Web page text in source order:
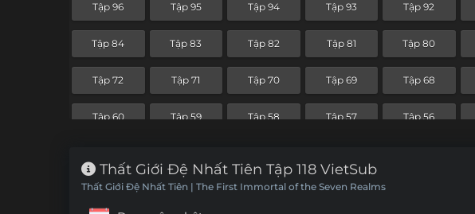
Tập 96 Tập 95 Tập 94 Tập 93 Tập 92
Tập 84 Tập 83 Tập 82 Tập 81 Tập 80
Tập 72 Tập 71 Tập 70 Tập 69 Tập 68
Tập 60 Tập 59 Tập 58 Tập 57 Tập 56
Tập 36 Tập 35 Tập 34 Tập 33
Thất Giới Đệ Nhất Tiên Tập 118 VietSub
Thất Giới Đệ Nhất Tiên | The First Immortal of the Seven Realms